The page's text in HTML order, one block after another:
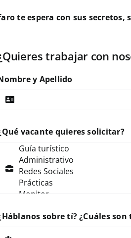
te espera con sus
trabajar con
y Apellido
vacante quieres solicitar?
sobre tí? ¿Cuáles